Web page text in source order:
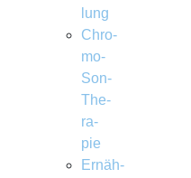
lung
Chro­­
mo­­
Son-
The­
ra­
pie
Ernäh­